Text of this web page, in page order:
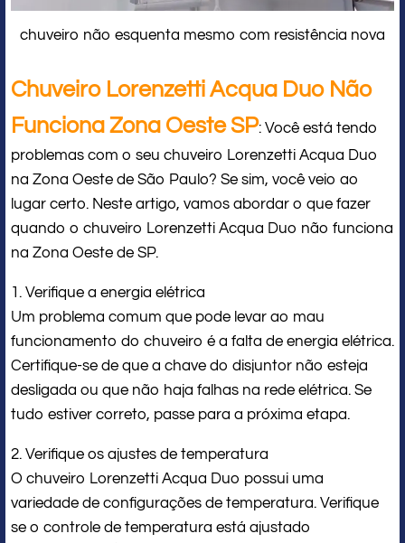
chuveiro não esquenta mesmo com resistência nova
Chuveiro Lorenzetti Acqua Duo Não
Funciona Zona Oeste SP: Você está tendo
problemas com o seu chuveiro Lorenzetti Acqua Duo
na Zona Oeste de São Paulo? Se sim, você veio ao
lugar certo. Neste artigo, vamos abordar o que fazer
quando o chuveiro Lorenzetti Acqua Duo não funciona
na Zona Oeste de SP.
1. Verifique a energia elétrica
Um problema comum que pode levar ao mau
funcionamento do chuveiro é a falta de energia elétrica.
Certifique-se de que a chave do disjuntor não esteja
desligada ou que não haja falhas na rede elétrica. Se
tudo estiver correto, passe para a próxima etapa.
2. Verifique os ajustes de temperatura
O chuveiro Lorenzetti Acqua Duo possui uma
variedade de configurações de temperatura. Verifique
se o controle de temperatura está ajustado